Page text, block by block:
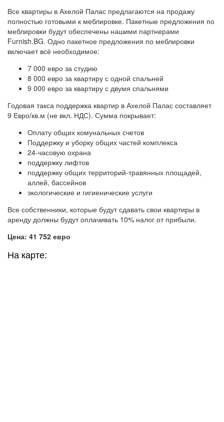
Все квартиры в Ахелой Палас предлагаются на продажу
полностью готовыми к меблировке. Пакетные предложения по
меблировки будут обеспечены нашими партнерами
Furnish.BG. Одно пакетное предложения по меблировки
включает всё необходимое:
7 000 евро за студию
8 000 евро за квартиру с одной спальней
9 000 евро за квартиру с двумя спальнями
Годовая такса поддержка квартир в Ахелой Палас составляет
9 Евро/кв.м (не вкл. НДС). Сумма покрывает:
Оплату общих комунальных счетов
Поддержку и уборку общих частей комплекса
24-часовую охрана
поддержку лифтов
поддержку общих территорий-травянных площадей,
аллей, бассейнов
экологические и гигиенические услуги
Все собственники, которые будут сдавать свои квартиры в
аренду должны будут оплачивать 10% налог от прибыли.
Цена: 41 752 евро
На карте: